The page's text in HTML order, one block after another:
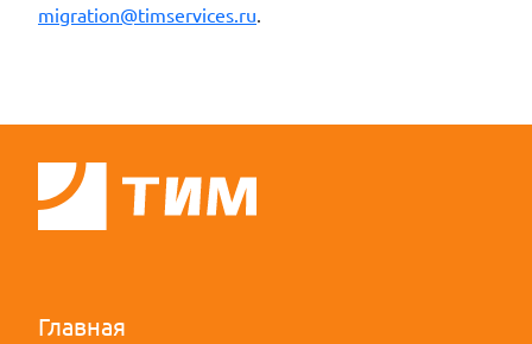
migration@timservices.ru
Главная